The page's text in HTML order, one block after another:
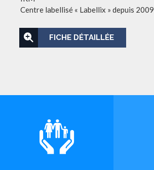
Centre labellisé « Labellix » depuis 2009
FICHE DÉTAILLÉE